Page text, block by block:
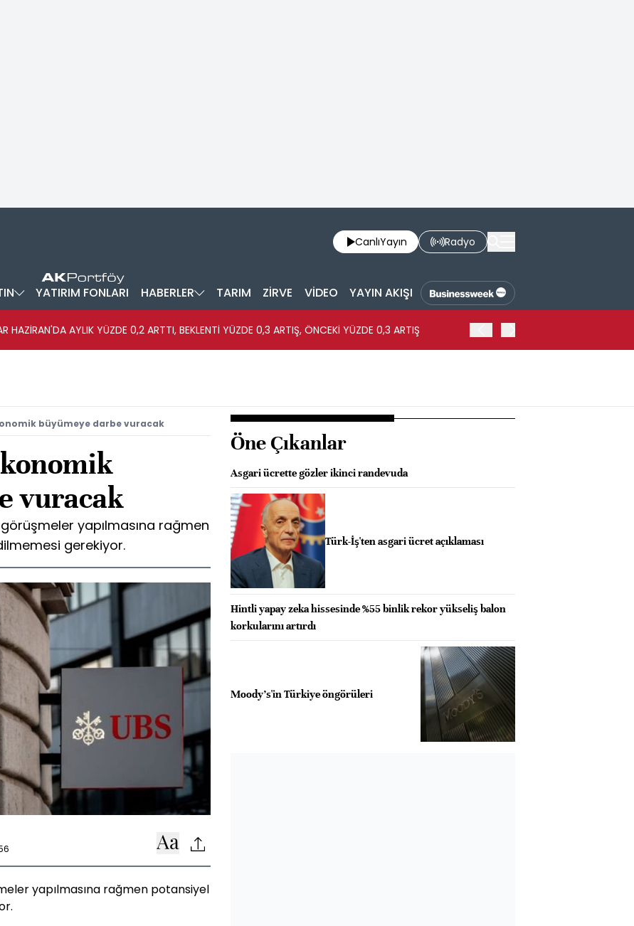
CanlıYayın Radyo
YATIRIM FONLARI HABERLER TARIM ZİRVE VİDEO YAYIN AKIŞI
HAZİRAN'DA AYLIK YÜZDE 0,2 ARTTI, BEKLENTİ YÜZDE 0,3 ARTIŞ, ÖNCEKİ YÜZDE 0,3 ARTIŞ
büyümeye darbe vuracak
vuracak
yapılmasına rağmen
gerekiyor.
yapılmasına rağmen potansiyel
Öne Çıkanlar
Asgari ücrette gözler ikinci randevuda
Türk-İş'ten asgari ücret açıklaması
Hintli yapay zeka hissesinde %55 binlik rekor yükseliş balon
korkularını artırdı
Moody's'in Türkiye öngörüleri